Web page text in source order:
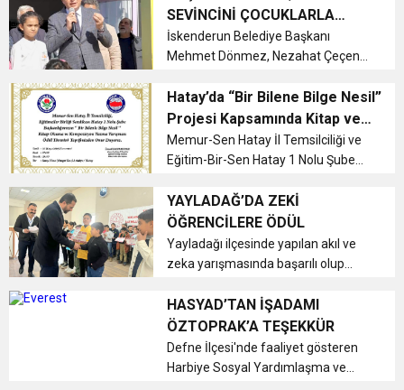
ve Onur Nişanesidir
CUMHURİYET BAYRAMI MESAJI
17:36 KURUMLAR VERGİSİ ERTELENDİ
1:00 İTSO İŞ-KUR SGK TOPLANTI
DUYURUSU
21:40 CEYLANDERE’DE BAŞKAN EMRAH
KARAÇAY’A SEVGİ SELİ
18:22 BAŞKAN SAMİ ÜSTÜN’DEN
GÖNÜLLERE DOKUNAN ZİYARET
İskenderun Kız Anadolu İmam Hatip
Lisesi öğrencisi Sevde Yanmaz, 20
...
SEVİNCİNİ ÇOCUKLARLA
PAYLAŞTI
İskenderun Belediye Başkanı
Mehmet Dönmez, Nezahat Çeçen
Çocuk Şenliğine katılarak karne
sevincini öğrencilerle paylaştı.
Okuma yarışmasında dereceye
giren öğrencileri...
Hatay’da “Bir Bilene Bilge Nesil”
Projesi Kapsamında Kitap ve
Kompozisyon Yarışması Ödül
Töreni Düzenleniyor
Memur-Sen Hatay İl Temsilciliği ve
Eğitim-Bir-Sen Hatay 1 Nolu Şube
Bilene Bilge Nesil” projesi
kapsamında gerçekleştirilen Kitap
Okuma ve Kompozisyon Yazma
Yarışm...
YAYLADAĞ’DA ZEKİ
ÖĞRENCİLERE ÖDÜL
Yayladağı ilçesinde yapılan akıl ve
zeka yarışmasında başarılı olup
ödüllendirildi....
HASYAD’TAN İŞADAMI
ÖZTOPRAK’A TEŞEKKÜR
Defne İlçesi'nde faaliyet gösteren
Harbiye Sosyal Yardımlaşma ve